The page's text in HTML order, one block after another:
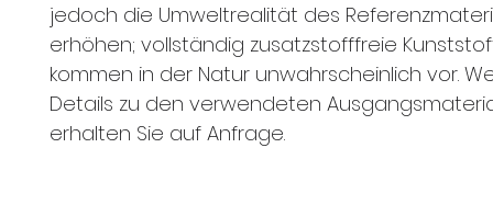
jedoch die Umweltrealität des
erhöhen; vollständig zusatzstofffreie
kommen in der Natur unwahrscheinlich vor.
Details zu den verwendeten
erhalten Sie auf Anfrage.